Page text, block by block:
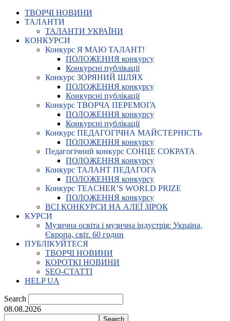
ТВОРЧІ НОВИНИ
ТАЛАНТИ
ТАЛАНТИ УКРАЇНИ
КОНКУРСИ
Конкурс Я МАЮ ТАЛАНТ!
ПОЛОЖЕННЯ конкурсу
Конкурсні публікації
Конкурс ЗОРЯНИЙ ШЛЯХ
ПОЛОЖЕННЯ конкурсу
Конкурсні публікації
Конкурс ТВОРЧА ПЕРЕМОГА
ПОЛОЖЕННЯ конкурсу
Конкурсні публікації
Конкурс ПЕДАГОГІЧНА МАЙСТЕРНІСТЬ
ПОЛОЖЕННЯ конкурсу
Педагогічний конкурс СОНЦЕ СОКРАТА
ПОЛОЖЕННЯ конкурсу
Конкурс ТАЛАНТ ПЕДАГОГА
ПОЛОЖЕННЯ конкурсу
Конкурс TEACHER’S WORLD PRIZE
ПОЛОЖЕННЯ конкурсу
ВСІ КОНКУРСИ НА АЛЕЇ ЗІРОК
КУРСИ
Музична освіта і музична індустрія: Україна,
Європа, світ. 60 годин
ПУБЛІКУЙТЕСЯ
ТВОРЧІ НОВИНИ
КОРОТКІ НОВИНИ
SEO-СТАТТІ
HELP UA
Search
08.08.2026